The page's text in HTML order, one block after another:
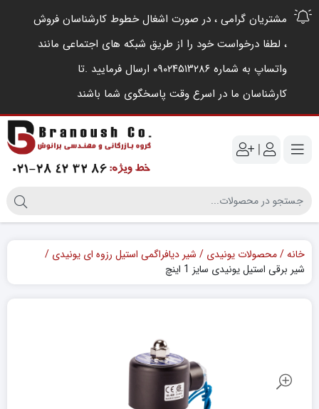
مشتریان گرامی ، در صورت اشغال خطوط کارشناسان فروش
، لطفا درخواست خود را از طریق شبکه های اجتماعی مانند
واتساپ به شماره ۰۹۰۲۴۵۱۳۲۸۶ ارسال فرمایید .‌تا
کارشناسان ما در اسرع وقت پاسخگوی شما باشند
|
خانه محصولات یونیدی
شیر دیافراگمی استیل رزوه ای یونیدی
شیر برقی استیل یونیدی سایز 1 اینچ